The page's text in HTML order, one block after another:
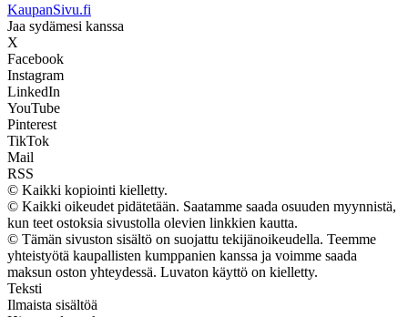
KaupanSivu.fi
Jaa sydämesi kanssa
X
Facebook
Instagram
LinkedIn
YouTube
Pinterest
TikTok
Mail
RSS
© Kaikki kopiointi kielletty.
© Kaikki oikeudet pidätetään. Saatamme saada osuuden myynnistä,
kun teet ostoksia sivustolla olevien linkkien kautta.
© Tämän sivuston sisältö on suojattu tekijänoikeudella. Teemme
yhteistyötä kaupallisten kumppanien kanssa ja voimme saada
maksun oston yhteydessä. Luvaton käyttö on kielletty.
Teksti
Ilmaista sisältöä